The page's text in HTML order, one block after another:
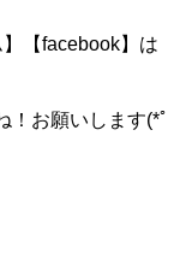
【facebook】は
！お願いします(*ﾟ